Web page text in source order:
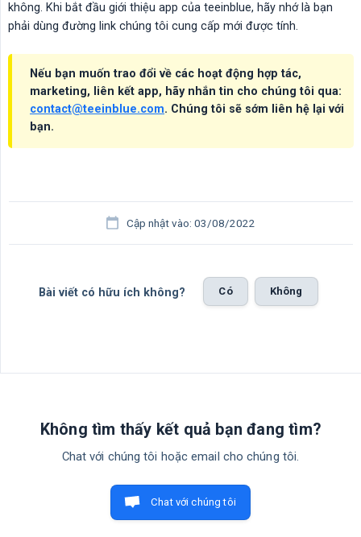
không. Khi bắt đầu giới thiệu app của teeinblue, hãy nhớ là bạn
phải dùng đường link chúng tôi cung cấp mới được tính.
Nếu bạn muốn trao đổi về các hoạt động hợp tác,
marketing, liên kết app, hãy nhắn tin cho chúng tôi qua:
contact@teeinblue.com. Chúng tôi sẽ sớm liên hệ lại với
bạn.
Cập nhật vào: 03/08/2022
Bài viết có hữu ích không? Có Không
Không tìm thấy kết quả bạn đang tìm?
Chat với chúng tôi hoặc email cho chúng tôi.
Chat với chúng tôi